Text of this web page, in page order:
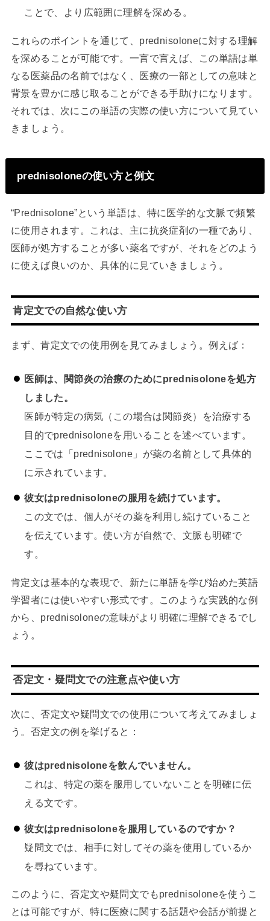
ことで、より広範囲に理解を深める。
これらのポイントを通じて、prednisoloneに対する理解
を深めることが可能です。一言で言えば、この単語は単
なる医薬品の名前ではなく、医療の一部としての意味と
背景を豊かに感じ取ることができる手助けになります。
それでは、次にこの単語の実際の使い方について見てい
きましょう。
prednisoloneの使い方と例文
“Prednisolone”という単語は、特に医学的な文脈で頻繁
に使用されます。これは、主に抗炎症剤の一種であり、
医師が処方することが多い薬名ですが、それをどのよう
に使えば良いのか、具体的に見ていきましょう。
肯定文での自然な使い方
まず、肯定文での使用例を見てみましょう。例えば：
医師は、関節炎の治療のためにprednisoloneを処方
しました。
医師が特定の病気（この場合は関節炎）を治療する
目的でprednisoloneを用いることを述べています。
ここでは「prednisolone」が薬の名前として具体的
に示されています。
彼女はprednisoloneの服用を続けています。
この文では、個人がその薬を利用し続けていること
を伝えています。使い方が自然で、文脈も明確で
す。
肯定文は基本的な表現で、新たに単語を学び始めた英語
学習者には使いやすい形式です。このような実践的な例
から、prednisoloneの意味がより明確に理解できるでし
ょう。
否定文・疑問文での注意点や使い方
次に、否定文や疑問文での使用について考えてみましょ
う。否定文の例を挙げると：
彼はprednisoloneを飲んでいません。
これは、特定の薬を服用していないことを明確に伝
える文です。
彼女はprednisoloneを服用しているのですか？
疑問文では、相手に対してその薬を使用しているか
を尋ねています。
このように、否定文や疑問文でもprednisoloneを使うこ
とは可能ですが、特に医療に関する話題や会話が前提と